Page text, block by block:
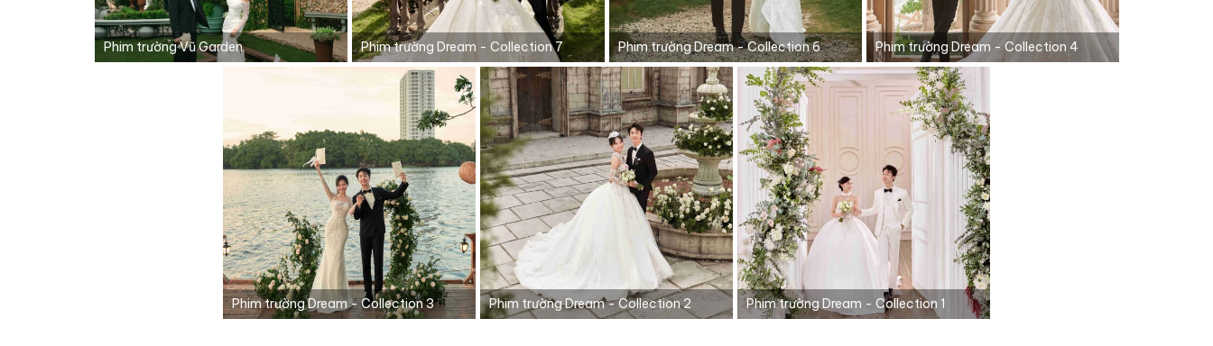
Phim trường Vũ Garden Phim trường Dream - Collection 7 Phim trường Dream - Collection 6 Phim trường Dream - Collection 4
Phim trường Dream - Collection 3 Phim trường Dream - Collection 2 Phim trường Dream - Collection 1